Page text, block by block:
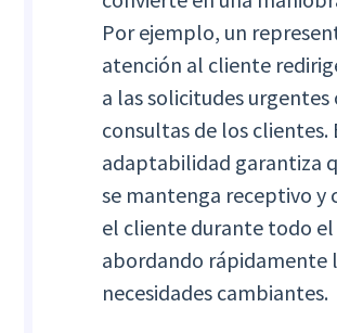
Por ejemplo, un
atención al cliente
a las solicitudes urgentes
consultas de los clientes.
adaptabilidad garantiza
se mantenga receptivo y
el cliente durante todo el
abordando rápidamente
necesidades cambiantes.